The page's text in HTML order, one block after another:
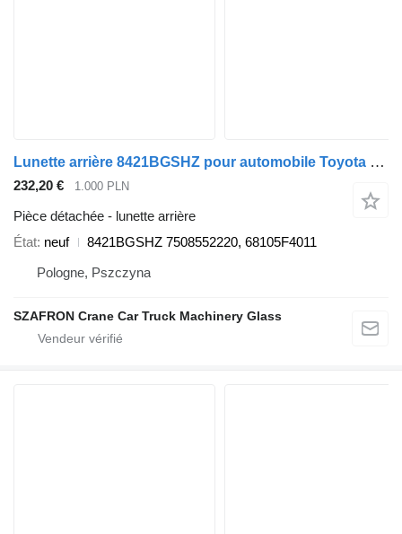
Lunette arrière 8421BGSHZ pour automobile Toyota C-HR
232,20 € 1.000 PLN
Pièce détachée - lunette arrière
État neuf
8421BGSHZ 7508552220, 68105F4011
Pologne, Pszczyna
SZAFRON Crane Car Truck Machinery Glass